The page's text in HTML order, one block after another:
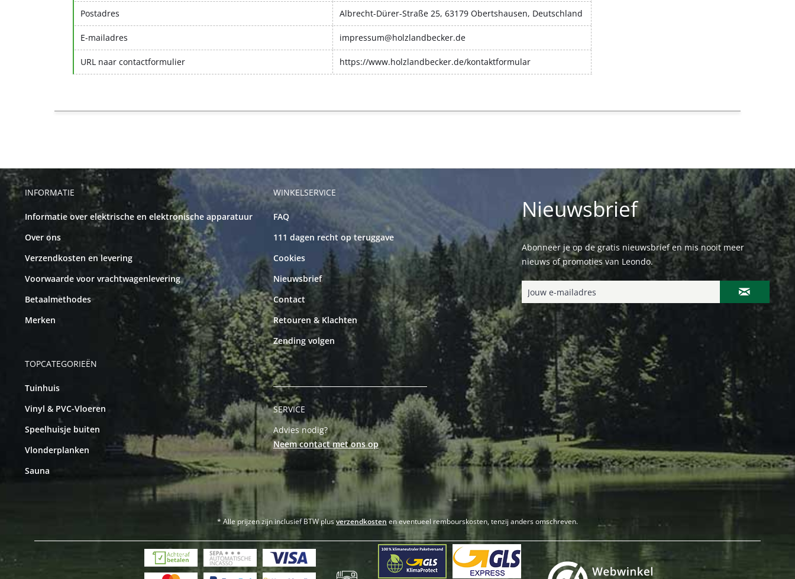
Postadres Albrecht-Dürer-Straße 25, 63179 Obertshausen, Deutschland
E-mailadres impressum@holzlandbecker.de
URL naar contactformulier https://www.holzlandbecker.de/kontaktformular
INFORMATIE
Informatie over elektrische en elektronische apparatuur
Over ons
Verzendkosten en levering
Voorwaarde voor vrachtwagenlevering
Betaalmethodes
Merken
TOPCATEGORIEËN
Tuinhuis
Vinyl & PVC-Vloeren
Speelhuisje buiten
Vlonderplanken
Sauna
WINKELSERVICE
FAQ
111 dagen recht op teruggave
Cookies
Nieuwsbrief
Contact
Retouren & Klachten
Zending volgen
SERVICE
Advies nodig?
Neem contact met ons op
Nieuwsbrief
Abonneer je op de gratis nieuwsbrief en mis nooit meer
nieuws of promoties van Leondo.
* Alle prijzen zijn inclusief BTW plusverzendkosten en eventueel rembourskosten, tenzij anders omschreven.